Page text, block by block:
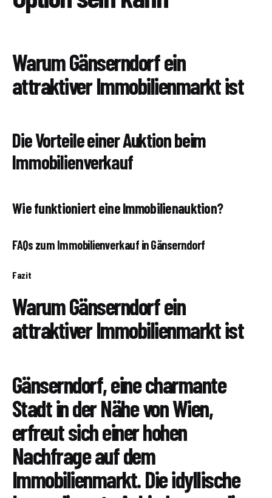
Warum Gänserndorf ein
attraktiver Immobilienmarkt ist
Die Vorteile einer Auktion beim
Immobilienverkauf
Wie funktioniert eine Immobilienauktion?
FAQs zum Immobilienverkauf in Gänserndorf
Fazit
Warum Gänserndorf ein
attraktiver Immobilienmarkt ist
Gänserndorf, eine charmante
Stadt in der Nähe von Wien,
erfreut sich einer hohen
Nachfrage auf dem
Immobilienmarkt. Die idyllische